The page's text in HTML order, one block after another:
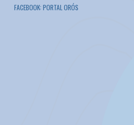
FACEBOOK: PORTAL ORÓS